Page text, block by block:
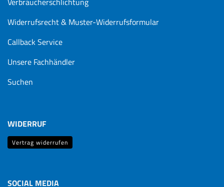
Widerrufsrecht & Muster-Widerrufsformular
Callback Service
Unsere Fachhändler
Suchen
WIDERRUF
Vertrag widerrufen
SOCIAL MEDIA